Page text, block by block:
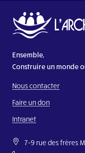
Ensemble,
Construire un monde
Nous contacter
Faire un don
Intranet
7-9 rue des frères